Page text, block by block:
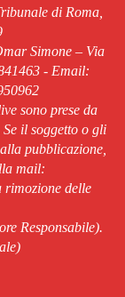
di Roma,
Simone – Via
- Email:
sono prese da
il soggetto o gli
pubblicazione,
mail:
rimozione delle
Responsabile).